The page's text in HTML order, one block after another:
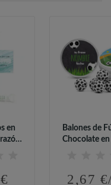
en
Balones de
Chocolate
2,67